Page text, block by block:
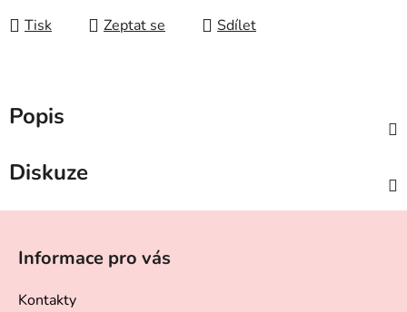
Tisk Zeptat se Sdílet
Popis
Diskuze
Informace pro vás
Kontakty